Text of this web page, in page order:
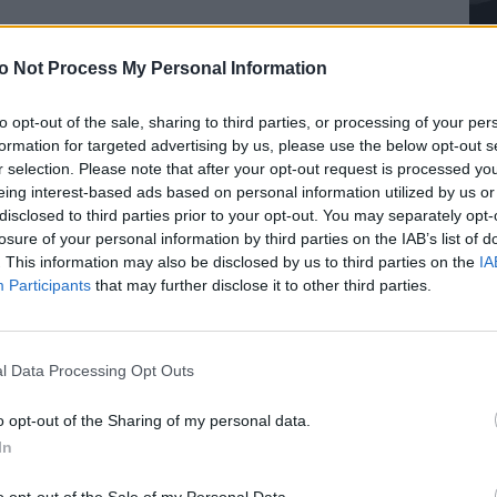
Not Process My Personal Information
opt-out of the sale, sharing to third parties, or processing of your
for targeted advertising by us, please use the below opt-out
selection. Please note that after your opt-out request is processed
interest-based ads based on personal information utilized by us
to third parties prior to your opt-out. You may separately
of your personal information by third parties on the IAB’s list of
This information may also be disclosed by us to third parties on the
Participants that may further disclose it to other third parties.
Data Processing Opt Outs
opt-out of the Sharing of my personal data.
w głoszeniu Ewangelii. Przy tej okazji
w Polskim Radiu i Telewizji Polskiej, a także
zależnych od Konferencji Episkopatu Polski.
projektu powołania Komisji niezależnych
seksualnego osób małoletnich w Kościele
jest potrzebna, powinna powstać i mieć
interdyscyplinarnej. Do przedstawionego
przekazane zespołowi pracującemu nad
„Potrzebne będą również dalsze konsultacje w
Męskich oraz Konferencją Wyższych